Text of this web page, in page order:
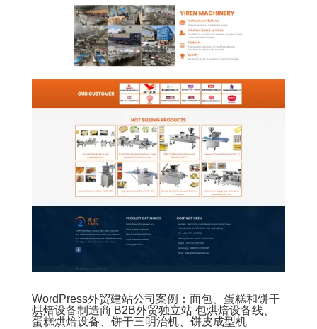
WordPress外贸建站公司案例：面包、蛋糕和饼干
烘焙设备制造商 B2B外贸独立站 包烘焙设备线、
蛋糕烘焙设备、饼干三明治机、饼皮成型机